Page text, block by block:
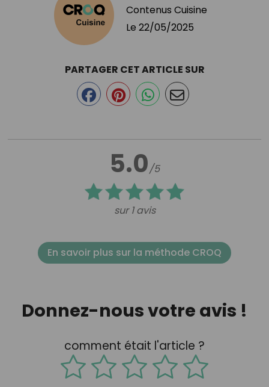
Contenus Cuisine
Le 22/05/2025
5.0/5
sur 1 avis
PARTAGER CET ARTICLE SUR
En savoir plus sur la méthode CROQ
Donnez-nous votre avis !
comment était l'article ?